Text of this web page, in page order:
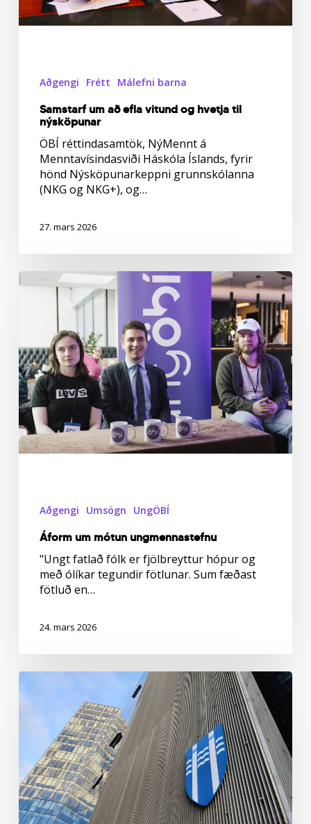
Aðgengi Frétt Málefni barna
Samstarf um að efla vitund og hvetja til
nýsköpunar
ÖBÍ réttindasamtök, NýMennt á
Menntavísindasviði Háskóla Íslands, fyrir
hönd Nýsköpunarkeppni grunnskólanna
(NKG og NKG+), og…
27. mars 2026
Áform
ungmennastefnu
Aðgengi Umsögn UngÖBÍ
Áform um mótun ungmennastefnu
"Ungt fatlað fólk er fjölbreyttur hópur og
með ólíkar tegundir fötlunar. Sum fæðast
fötluð en…
24. mars 2026
Stefna
í
2026-
2036
í
samráðsferli
í